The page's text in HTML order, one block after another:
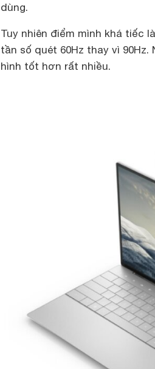
dùng.
Tuy nhiên điểm mình khá tiếc
tần số quét 60Hz thay vì
hình tốt hơn rất nhiều.